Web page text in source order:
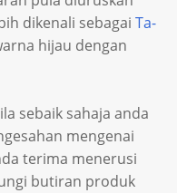
dikenali sebagai Ta-
hijau dengan
sebaik sahaja anda
mengenai
terima menerusi
butiran produk